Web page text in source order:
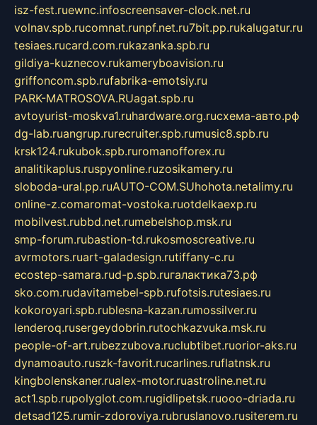
isz-fest.ruewnc.infoscreensaver-clock.net.ru
volnav.spb.rucomnat.runpf.net.ru7bit.pp.rukalugatur.ru
tesiaes.rucard.com.rukazanka.spb.ru
gildiya-kuznecov.rukameryboavision.ru
griffoncom.spb.rufabrika-emotsiy.ru
PARK-MATROSOVA.RUagat.spb.ru
avtoyurist-moskva1.ruhardware.org.ruсхема-авто.рф
dg-lab.ruangrup.rurecruiter.spb.rumusic8.spb.ru
krsk124.rukubok.spb.ruromanofforex.ru
analitikaplus.ruspyonline.ruzosikamery.ru
sloboda-ural.pp.ruAUTO-COM.SUhohota.netalimy.ru
online-z.comaromat-vostoka.ruotdelkaexp.ru
mobilvest.rubbd.net.rumebelshop.msk.ru
smp-forum.rubastion-td.rukosmoscreative.ru
avrmotors.ruart-galadesign.rutiffany-c.ru
ecostep-samara.rud-p.spb.ruгалактика73.рф
sko.com.rudavitamebel-spb.rufotsis.rutesiaes.ru
kokoroyari.spb.rublesna-kazan.rumossilver.ru
lenderoq.rusergeydobrin.rutochkazvuka.msk.ru
people-of-art.rubezzubova.ruclubtibet.ruorior-aks.ru
dynamoauto.ruszk-favorit.rucarlines.ruflatnsk.ru
kingbolenskaner.rualex-motor.ruastroline.net.ru
act1.spb.rupolyglot.com.rugidlipetsk.ruooo-driada.ru
detsad125.rumir-zdoroviya.rubruslanovo.rusiterem.ru